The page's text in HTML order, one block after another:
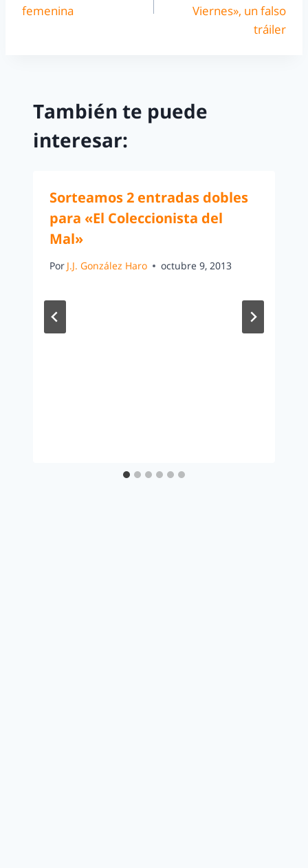
femenina
Viernes», un falso
tráiler
También te puede
interesar:
Sorteamos 2 entradas dobles
para «El Coleccionista del
Mal»
Por J.J. González Haro octubre 9, 2013